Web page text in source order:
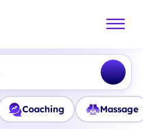
Coaching Massage